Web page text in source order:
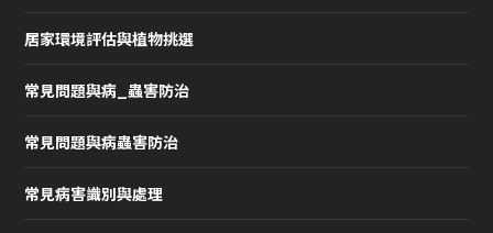
居家環境評估與植物挑選
常見問題與病_蟲害防治
常見問題與病蟲害防治
常見病害識別與處理